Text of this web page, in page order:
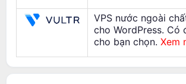
VPS nước ngoài
cho WordPress. Có
cho bạn chọn. Xem